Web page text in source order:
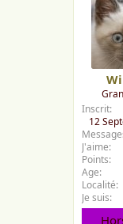
Inscrit
12
J'aime
Points
Age
Localité
Je suis